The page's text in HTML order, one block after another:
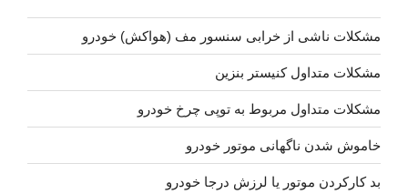
مشکلات ناشی از خرابی سنسور مف (هواکش) خودرو
مشکلات متداول کنیستر بنزین
مشکلات متداول مربوط به توپی چرخ خودرو
خاموش شدن ناگهانی موتور خودرو
بد کارکردن موتور یا لرزش درجا خودرو